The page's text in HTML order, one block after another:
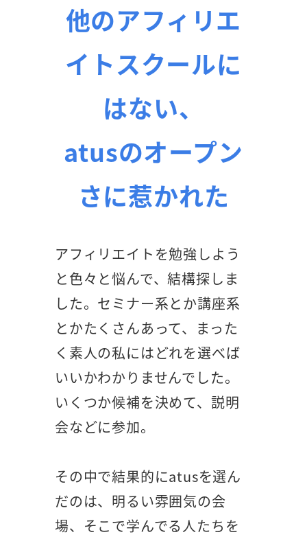
他のアフィリエ
イトスクールに
はない、
atusのオープン
さに惹かれた
アフィリエイトを勉強しよう
と色々と悩んで、結構探しま
した。セミナー系とか講座系
とかたくさんあって、まった
く素人の私にはどれを選べば
いいかわかりませんでした。
いくつか候補を決めて、説明
会などに参加。
その中で結果的にatusを選ん
だのは、明るい雰囲気の会
場、そこで学んでる人たちを